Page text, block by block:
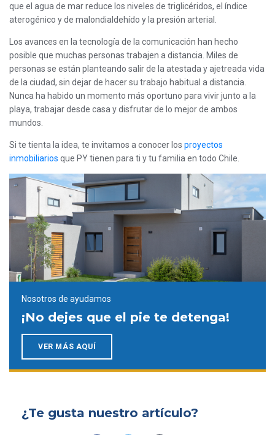
que el agua de mar reduce los niveles de triglicéridos, el índice
aterogénico y de malondialdehído y la presión arterial.
Los avances en la tecnología de la comunicación han hecho
posible que muchas personas trabajen a distancia. Miles de
personas se están planteando salir de la atestada y ajetreada vida
de la ciudad, sin dejar de hacer su trabajo habitual a distancia.
Nunca ha habido un momento más oportuno para vivir junto a la
playa, trabajar desde casa y disfrutar de lo mejor de ambos
mundos.
Si te tienta la idea, te invitamos a conocer los proyectos
inmobiliarios que PY tienen para ti y tu familia en todo Chile.
Nosotros de ayudamos
¡No dejes que el pie te detenga!
VER MÁS AQUÍ
¿Te gusta nuestro artículo?